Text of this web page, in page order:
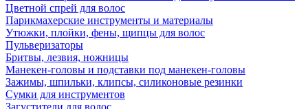
Цветной спрей для волос
Парикмахерские инструменты и материалы
Утюжки, плойки, фены, щипцы для волос
Пульверизаторы
Бритвы, лезвия, ножницы
Манекен-головы и подставки под манекен-головы
Зажимы, шпильки, клипсы, силиконовые резинки
Сумки для инструментов
Загустители для волос